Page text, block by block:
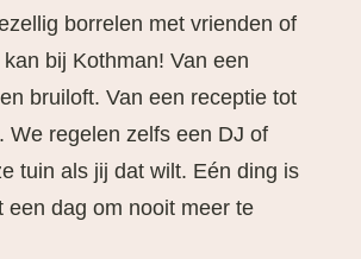
borrelen met vrienden of
kan bij Kothman! Van een
bruiloft. Van een receptie tot
We regelen zelfs een DJ of
tuin als jij dat wilt. Eén ding is
een dag om nooit meer te